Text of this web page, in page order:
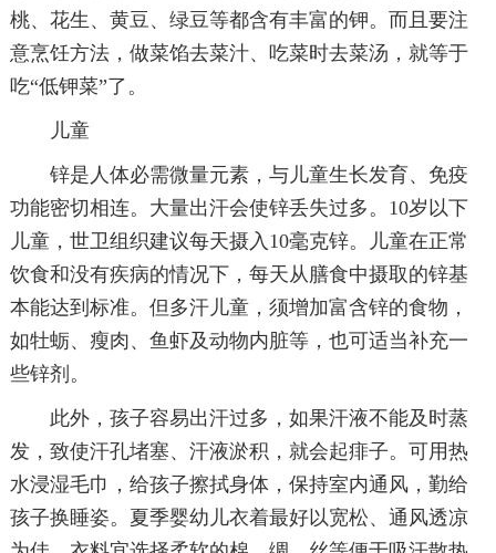
桃、花生、黄豆、绿豆等都含有丰富的钾。而且要注
意烹饪方法，做菜馅去菜汁、吃菜时去菜汤，就等于
吃“低钾菜”了。
儿童
锌是人体必需微量元素，与儿童生长发育、免疫
功能密切相连。大量出汗会使锌丢失过多。10岁以下
儿童，世卫组织建议每天摄入10毫克锌。儿童在正常
饮食和没有疾病的情况下，每天从膳食中摄取的锌基
本能达到标准。但多汗儿童，须增加富含锌的食物，
如牡蛎、瘦肉、鱼虾及动物内脏等，也可适当补充一
些锌剂。
此外，孩子容易出汗过多，如果汗液不能及时蒸
发，致使汗孔堵塞、汗液淤积，就会起痱子。可用热
水浸湿毛巾，给孩子擦拭身体，保持室内通风，勤给
孩子换睡姿。夏季婴幼儿衣着最好以宽松、通风透凉